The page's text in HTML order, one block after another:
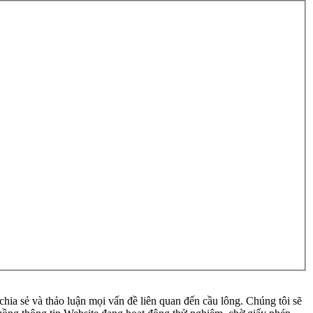
sẻ và thảo luận mọi vấn đề liên quan đến cầu lông. Chúng tôi sẽ